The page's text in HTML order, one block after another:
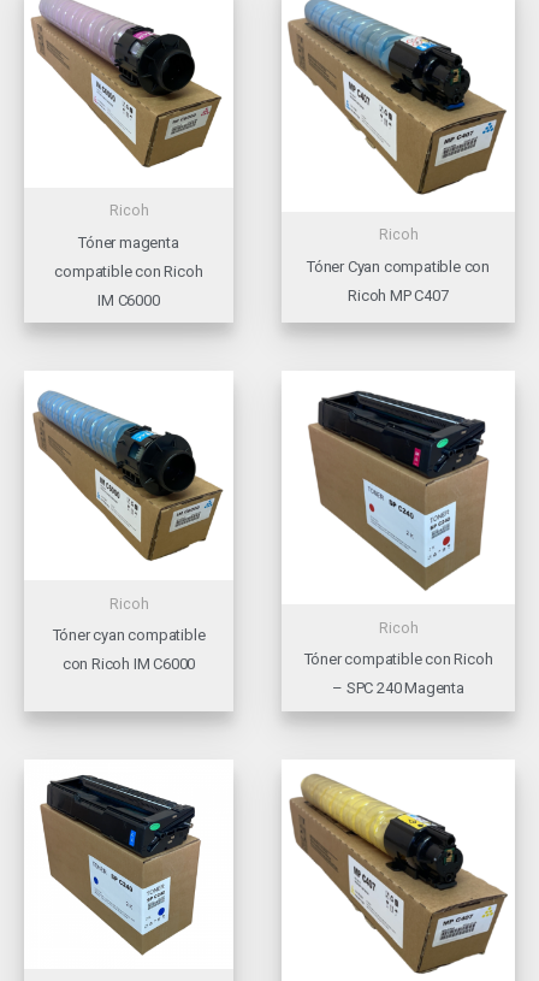
Ricoh
Tóner magenta
compatible con Ricoh
IM C6000
Ricoh
Tóner Cyan compatible con
Ricoh MP C407
Ricoh
Tóner cyan compatible
con Ricoh IM C6000
Ricoh
Tóner compatible con Ricoh
– SPC 240 Magenta